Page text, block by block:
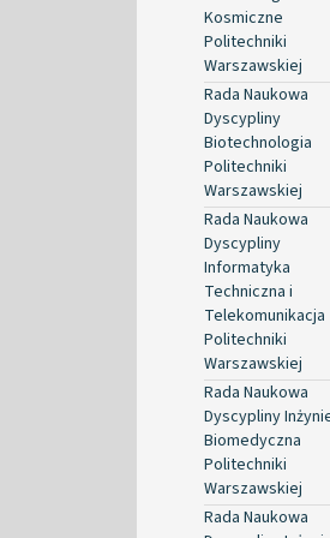
Kosmiczne
Politechniki
Warszawskiej
Rada Naukowa
Dyscypliny
Biotechnologia
Politechniki
Warszawskiej
Rada Naukowa
Dyscypliny
Informatyka
Techniczna i
Telekomunikacja
Politechniki
Warszawskiej
Rada Naukowa
Dyscypliny
Biomedyczna
Politechniki
Warszawskiej
Rada Naukowa